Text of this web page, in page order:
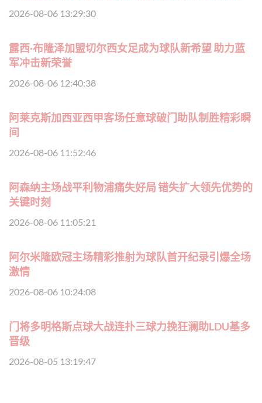
2026-08-06 13:29:30
露西·布隆泽加盟切尔西女足成为球队新希望 助力蓝
军冲击新荣誉
2026-08-06 12:40:38
阿莱克斯加西亚西甲客场任意球破门助队制胜精彩瞬
间
2026-08-06 11:52:46
阿森纳主场战平利物浦痛失好局 错失扩大领先优势的
关键时刻
2026-08-06 11:05:21
阿尔米隆欧冠主场精彩推射为球队首开纪录引爆全场
激情
2026-08-06 10:24:08
门将多明格斯点球大战连扑三球力挽狂澜助LDU基多
晋级
2026-08-05 13:19:47